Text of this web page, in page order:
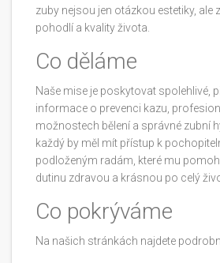
zuby nejsou jen otázkou estetiky, ale
pohodlí a kvality života.
Co děláme
Naše mise je poskytovat spolehlivé,
informace o prevenci kazu,
možnostech bělení a správné zubní
každý by měl mít přístup k
podloženým radám, které mu
dutinu zdravou a krásnou po celý
Co pokrýváme
Na našich stránkách najdete